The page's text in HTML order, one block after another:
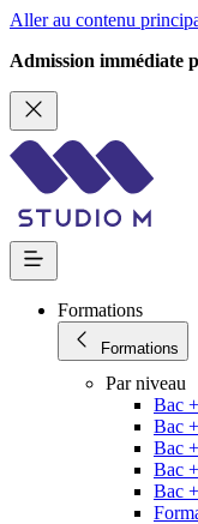
Aller au contenu
Admission immédiate
Formations
Formations
Par niveau
Bac
Bac
Bac
Bac
Bac